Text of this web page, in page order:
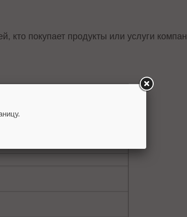
кто покупает продукты или услуги